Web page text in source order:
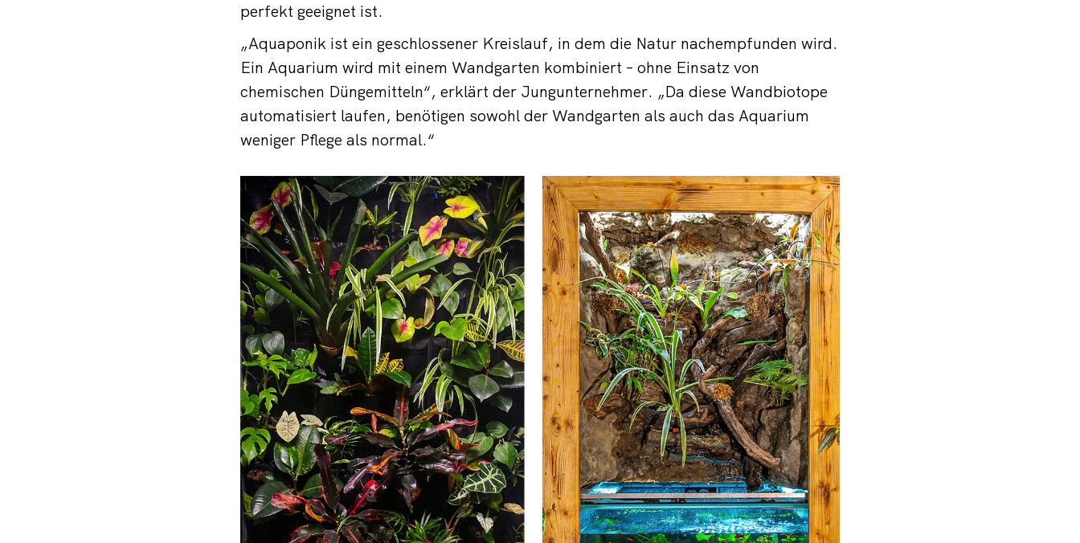
perfekt geeignet ist.
„Aquaponik ist ein geschlossener Kreislauf, in dem die Natur nachempfunden wird.
Ein Aquarium wird mit einem Wandgarten kombiniert – ohne Einsatz von
chemischen Düngemitteln“, erklärt der Jungunternehmer. „Da diese Wandbiotope
automatisiert laufen, benötigen sowohl der Wandgarten als auch das Aquarium
weniger Pflege als normal.“